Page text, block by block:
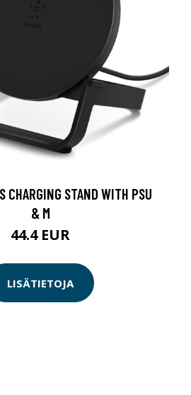
CHARGING STAND WITH PSU
& M
44.4 EUR
LISÄTIETOJA